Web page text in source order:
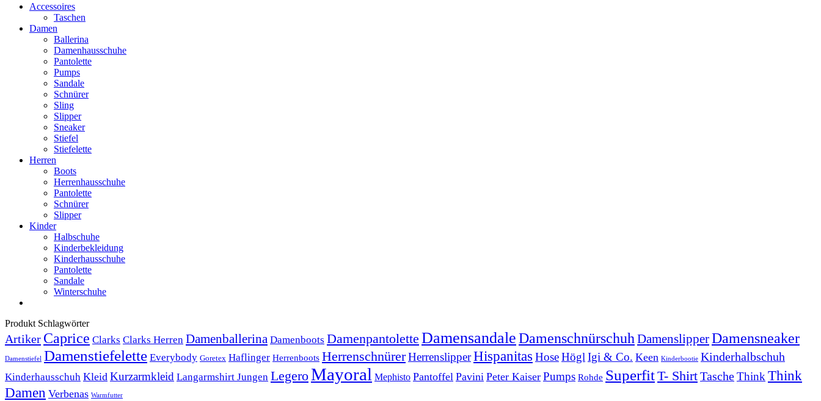
Accessoires
Taschen
Damen
Ballerina
Damenhausschuhe
Pantolette
Pumps
Sandale
Schnürer
Sling
Slipper
Sneaker
Stiefel
Stiefelette
Herren
Boots
Herrenhausschuhe
Pantolette
Schnürer
Slipper
Kinder
Halbschuhe
Kinderbekleidung
Kinderhausschuhe
Pantolette
Sandale
Winterschuhe
Produkt Schlagwörter
Artiker Caprice Clarks Clarks Herren Damenballerina Damenboots Damenpantolette DamensandaleDamenschnürschuh DamenslipperDamensneaker
Damenstiefel Damenstiefelette Everybody Goretex Haflinger Herrenboots HerrenschnürerHerrenslipperHispanitas HoseHögl Igi & Co. Keen Kinderbootie Kinderhalbschuh
Kinderhausschuh Kleid Kurzarmkleid Langarmshirt Jungen LegeroMayoral Mephisto Pantoffel Pavini Peter Kaiser Pumps Rohde SuperfitT- ShirtTascheThink Think
Damen Verbenas Warmfutter